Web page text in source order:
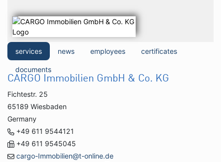
services news employees certificates
documents
CARGO Immobilien GmbH & Co. KG
Fichtestr. 25
65189 Wiesbaden
Germany
+49 611 9544121
+49 611 9545045
cargo-Immobilien@t-online.de